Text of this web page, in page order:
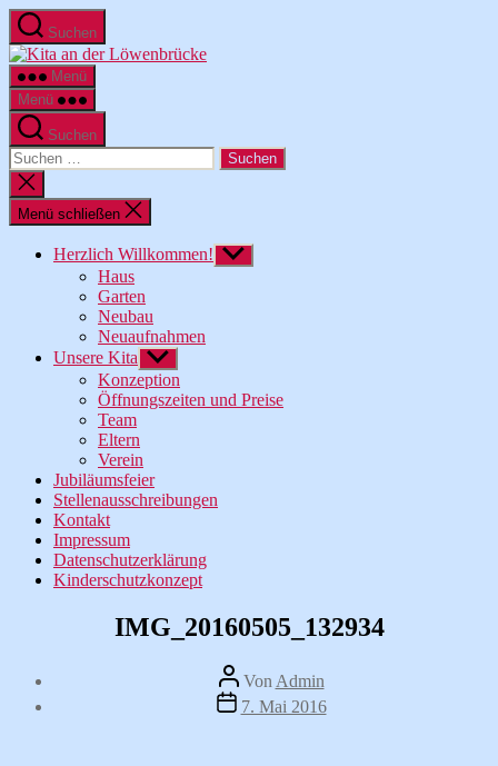
Zum
Inhalt
springen
Suchen
Kita
Menü
Menü
Suchen
Suche
nach:
Suche
schließen
Menü schließen
Herzlich Willkommen! Untermenü
anzeigen
Haus
Garten
Neubau
Neuaufnahmen
Unsere Kita Untermenü
anzeigen
Konzeption
Öffnungszeiten und Preise
Team
Eltern
Verein
Jubiläumsfeier
Stellenausschreibungen
Kontakt
Impressum
Datenschutzerklärung
Kinderschutzkonzept
IMG_20160505_132934
Beitragsautor
Von Admin
Veröffentlichungsdatum
7. Mai 2016